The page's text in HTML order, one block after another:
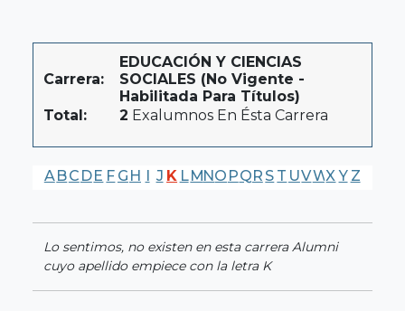
Carrera:
EDUCACIÓN Y CIENCIAS
SOCIALES (No Vigente -
Habilitada Para Títulos)
Total:
2 Exalumnos En Ésta Carrera
A BC DE F G H I J K LMNO PQR S T UVWX Y Z
Lo sentimos, no existen en esta carrera Alumni
cuyo apellido empiece con la letra K